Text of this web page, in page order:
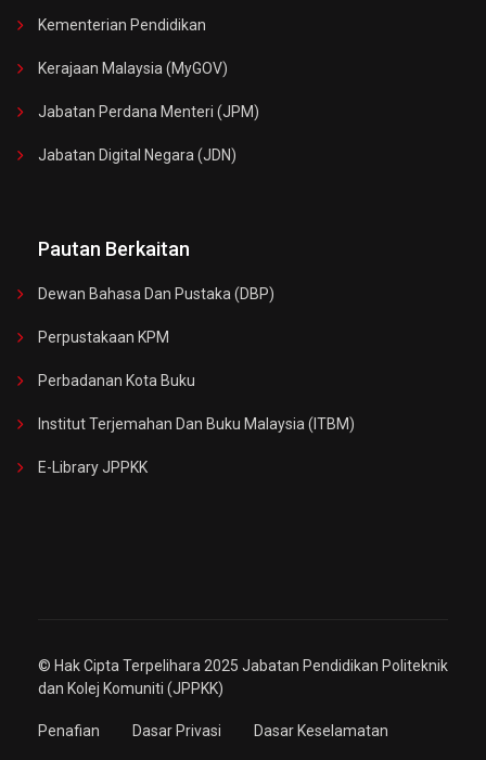
Kementerian Pendidikan
Kerajaan Malaysia (MyGOV)
Jabatan Perdana Menteri (JPM)
Jabatan Digital Negara (JDN)
Pautan Berkaitan
Dewan Bahasa Dan Pustaka (DBP)
Perpustakaan KPM
Perbadanan Kota Buku
Institut Terjemahan Dan Buku Malaysia (ITBM)
E-Library JPPKK
© Hak Cipta Terpelihara 2025 Jabatan Pendidikan Politeknik
dan Kolej Komuniti (JPPKK)
Penafian Dasar Privasi Dasar Keselamatan